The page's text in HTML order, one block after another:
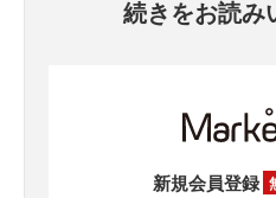
続きをお読み
新規会員登録